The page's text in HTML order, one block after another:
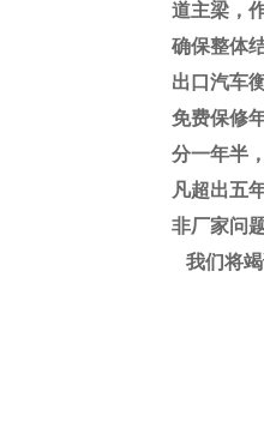
道主梁，
确保整体
出口汽车
免费保修
分一年半
凡超出五
非厂家问
我们将